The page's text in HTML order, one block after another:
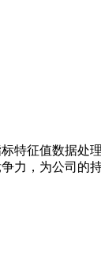
特征值数据
力，为公司的